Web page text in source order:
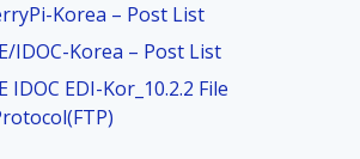
Korea – Post List
IDOC-Korea – Post List
IDOC EDI-Kor_10.2.2 File